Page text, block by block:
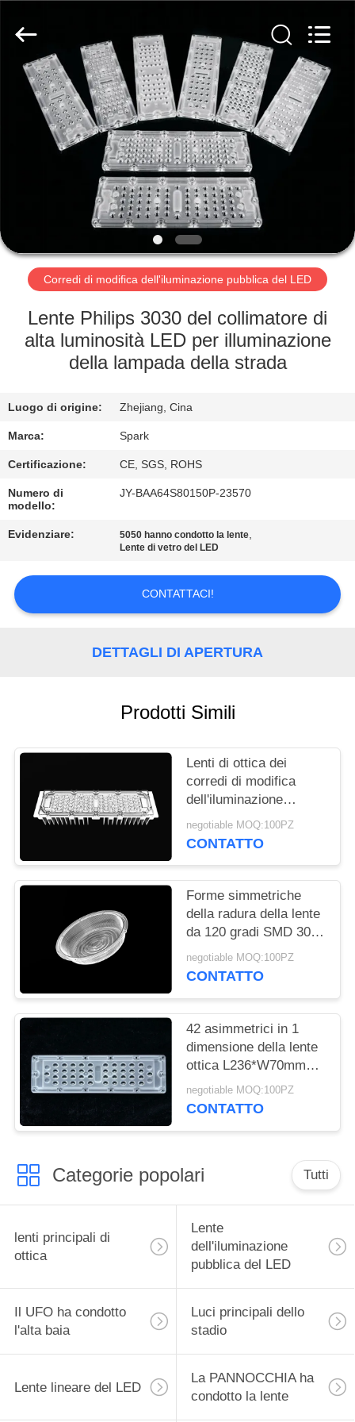
CASA.
PRODOTTI
NOI
VISITA
ALLA
FABBRICA
DELLA
QUALITÀ
CONTATTACI
NOTIZIE
CASI
MAPPA
SITO
SULLA
PRIVACY
Technology
Co.,
Rights
Reserved.
Corredi di modifica dell'iluminazione pubblica del LED
Lente Philips 3030 del collimatore di
alta luminosità LED per illuminazione
della lampada della strada
Luogo di origine: Zhejiang, Cina
Marca: Spark
Certificazione: CE, SGS, ROHS
Numero di
modello:
JY-BAA64S80150P-23570
Evidenziare: 5050 hanno condotto la lente,
Lente di vetro del LED
CONTATTACI!
DETTAGLI DI APERTURA
Prodotti Simili
Lenti di ottica dei
corredi di modifica
dell'iluminazione
pubblica del CREE
3030 LED per
negotiable MOQ:100PZ
CONTATTO
Forme simmetriche
della radura della lente
da 120 gradi SMD 3030
LED con la guarnizione
del silicone
negotiable MOQ:100PZ
CONTATTO
42 asimmetrici in 1
dimensione della lente
ottica L236*W70mm
dei corredi di modifica
dell'iluminazione
negotiable MOQ:100PZ
CONTATTO
Categorie popolari Tutti
lenti principali di
ottica
Lente
dell'iluminazione
pubblica del LED
Il UFO ha condotto
l'alta baia
Luci principali dello
stadio
Lente lineare del LED
La PANNOCCHIA ha
condotto la lente